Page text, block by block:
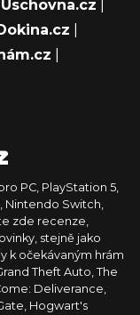
Úschovna.cz
PC, PlayStation 5,
Nintendo Switch,
zde recenze,
stejně jako
k očekávaným hrám
Theft Auto, The
Deliverance,
Hogwart's